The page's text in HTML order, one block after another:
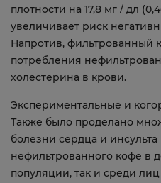
плотности на 17,8 мг / дл
увеличивает риск
Напротив, фильтрованный
потребления
холестерина в крови.
Экспериментальные и
Также было проделано
болезни сердца и
нефильтрованного кофе в
популяции, так и среди